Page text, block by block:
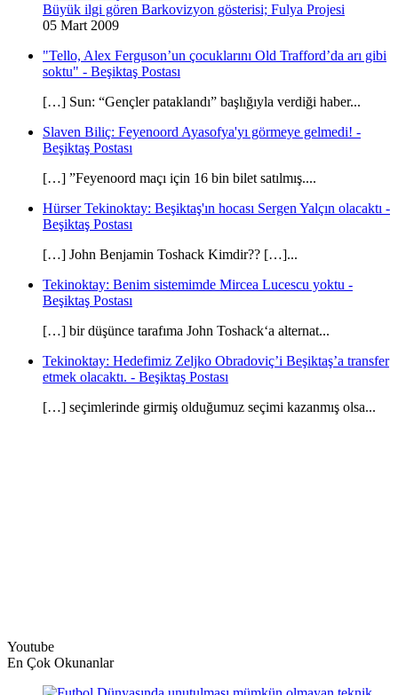
Büyük ilgi gören Barkovizyon gösterisi; Fulya Projesi
05 Mart 2009
"Tello, Alex Ferguson’un çocuklarını Old Trafford’da arı gibi
soktu" - Beşiktaş Postası
[…] Sun: “Gençler pataklandı” başlığıyla verdiği haber...
Slaven Biliç: Feyenoord Ayasofya'yı görmeye gelmedi! -
Beşiktaş Postası
[…] ”Feyenoord maçı için 16 bin bilet satılmış....
Hürser Tekinoktay: Beşiktaş'ın hocası Sergen Yalçın olacaktı -
Beşiktaş Postası
[…] John Benjamin Toshack Kimdir?? […]...
Tekinoktay: Benim sistemimde Mircea Lucescu yoktu -
Beşiktaş Postası
[…] bir düşünce tarafıma John Toshack‘a alternat...
Tekinoktay: Hedefimiz Zeljko Obradoviç’i Beşiktaş’a transfer
etmek olacaktı. - Beşiktaş Postası
[…] seçimlerinde girmiş olduğumuz seçimi kazanmış olsa...
Youtube
En Çok Okunanlar